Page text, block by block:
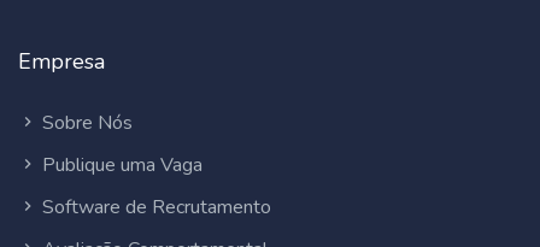
Empresa
Sobre Nós
Publique uma Vaga
Software de Recrutamento